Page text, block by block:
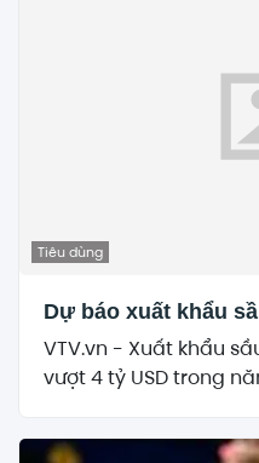
Tiêu dùng
Dự báo xuất khẩu
VTV.vn - Xuất khẩu
vượt 4 tỷ USD trong